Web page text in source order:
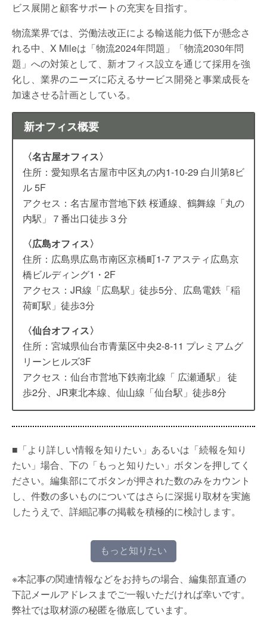
ビス展開と顧客サポートの充実を目指す。
物流業界では、労働法改正による輸送能力低下が懸念さ
れる中、X Mileは「物流2024年問題」「物流2030年問
題」への対策として、新オフィス設立を通じて採用を強
化し、業界のニーズに応えるサービス開発と事業成長を
加速させる計画としている。
新オフィス概要
〈名古屋オフィス〉
住所：愛知県名古屋市中区丸の内1-10-29 白川第8ビ
ル 5F
アクセス：名古屋市営地下鉄 桜通線、鶴舞線「丸の
内駅」７番出口徒歩３分
〈広島オフィス〉
住所：広島県広島市南区京橋町1-7 アスティ広島京
橋ビルディング1・2F
アクセス：JR線「広島駅」徒歩5分、広島電鉄「稲
荷町駅」徒歩3分
〈仙台オフィス〉
住所：宮城県仙台市青葉区中央2-8-11 プレミアムグ
リーンヒルズ3F
アクセス：仙台市営地下鉄南北線「 広瀬通駅」 徒
歩2分、JR東北本線、仙山線「仙台駅」徒歩8分
■「より詳しい情報を知りたい」あるいは「続報を知り
たい」場合、下の「もっと知りたい」ボタンを押してく
ださい。編集部にてボタンが押された数のみをカウント
し、件数の多いものについてはさらに深掘り取材を実施
したうえで、詳細記事の掲載を積極的に検討します。
もっと知りたい
※本記事の関連情報などをお持ちの場合、編集部直通の
下記メールアドレスまでご一報いただければ幸いです。
弊社では取材源の秘匿を徹底しています。